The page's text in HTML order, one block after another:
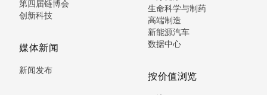
第四届链博会
创新科技
媒体新闻
新闻发布
生命科学与制药
高端制造
新能源汽车
数据中心
按价值浏览